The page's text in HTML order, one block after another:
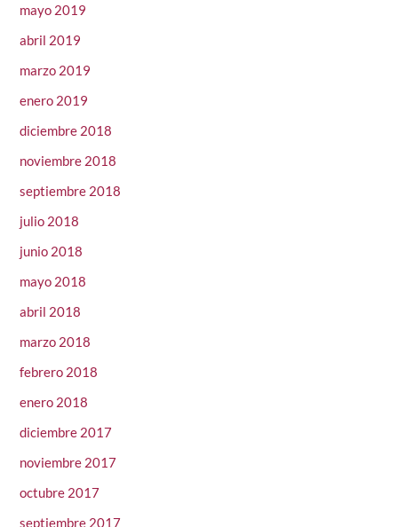
mayo 2019
abril 2019
marzo 2019
enero 2019
diciembre 2018
noviembre 2018
septiembre 2018
julio 2018
junio 2018
mayo 2018
abril 2018
marzo 2018
febrero 2018
enero 2018
diciembre 2017
noviembre 2017
octubre 2017
septiembre 2017